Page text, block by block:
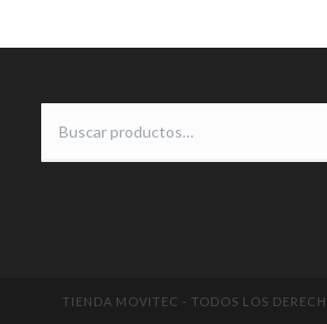
TIENDA MOVITEC - TODOS LOS